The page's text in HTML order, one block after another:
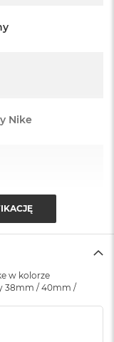
Nike
w kolorze
38mm / 40mm /